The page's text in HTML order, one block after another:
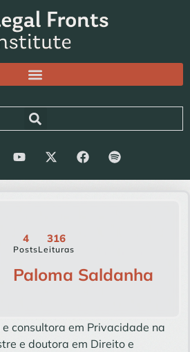
4
Posts
316
Leituras
Paloma Saldanha
consultora em Privacidade na
e doutora em Direito e